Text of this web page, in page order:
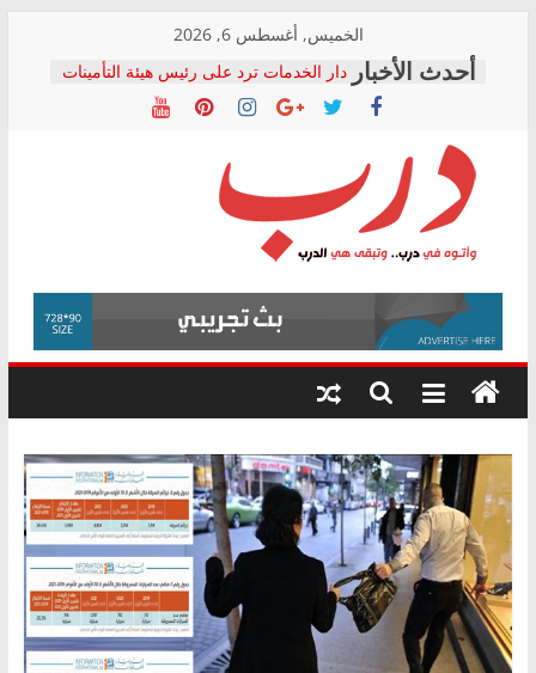
content
الخميس, أغسطس 6, 2026
دار الخدمات ترد على رئيس هيئة التأمينات
بعد مؤتمره الصحفي: إنكار الأزمة لا ينهي
معاناة أصحاب المعاشات.. ونطالب بكشف
فرحات سليمان يكتب: القطاع الصحي إلى
أين؟
حزب التحالف الشعبي يطلق لجنة “الحق
في الصحة” بالإسكندرية لرصد الانتهاكات
ودعم المرضى
الوزاري لمدينة الصحفيين.. وانتهاء أعمال
إنشاء المبنى الإداري
المجلس القومي لحقوق الإنسان يعلن
متابعة قضية الدكتور محمد زهران.. ويؤكد:
قرينة البراءة وضمانات المحاكمة العادلة
درب
وأتوه
درب..
وتبقى
هي